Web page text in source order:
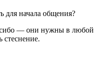
для начала общения?
— они нужны в любой
стеснение.